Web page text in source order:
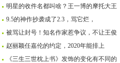
明星的收件名都叫啥？王一博的摩托大王
9.5的神作抄袭成了2.3，骂它烂，
被骂让封号！知名作家惹争议，不让王俊
赵丽颖任嘉伦的约定，2020年能排上
《三生三世枕上书》发饰的变化有不同的